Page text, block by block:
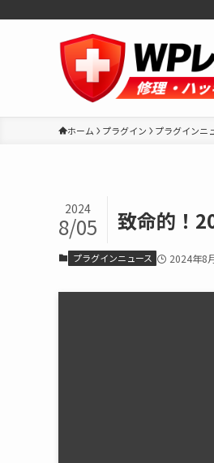
ホーム プラグイン プラグインニ
致命的！
2024
8/05
プラグインニュース 2024年8